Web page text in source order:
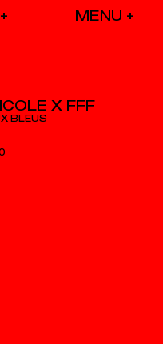
X FFF
BLEUS